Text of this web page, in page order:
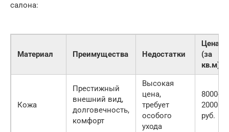
салона:
Материал Преимущества Недостатки
Цена
(за
кв.м)
Кожа
Престижный
внешний вид,
долговечность,
комфорт
Высокая
цена,
требует
особого
ухода
8000-
20000
руб.